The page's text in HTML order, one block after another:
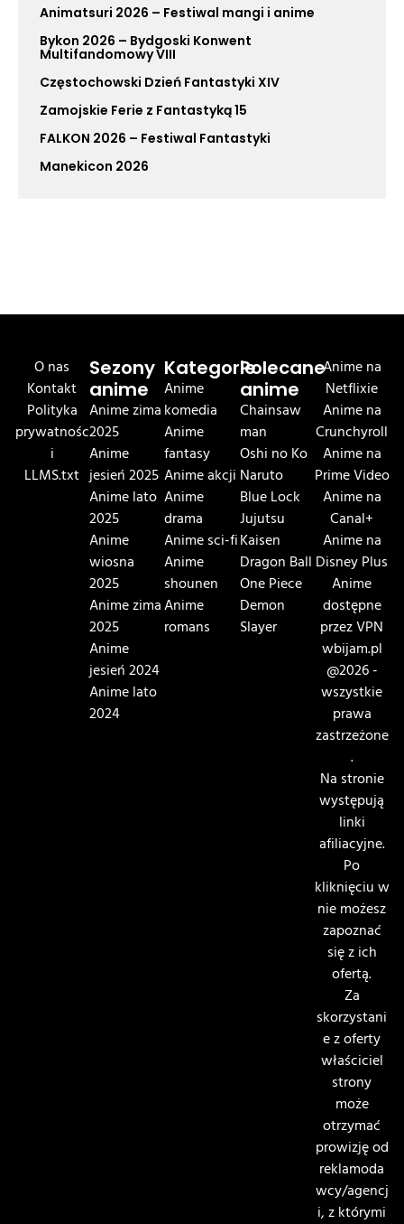
Animatsuri 2026 – Festiwal mangi i anime
Bykon 2026 – Bydgoski Konwent
Multifandomowy VIII
Częstochowski Dzień Fantastyki XIV
Zamojskie Ferie z Fantastyką 15
FALKON 2026 – Festiwal Fantastyki
Manekicon 2026
O nas
Kontakt
Polityka
prywatnośc
i
LLMS.txt
Sezony
anime
Anime zima
2025
Anime
jesień 2025
Anime lato
2025
Anime
wiosna
2025
Anime zima
2025
Anime
jesień 2024
Anime lato
2024
Kategorie
Anime
komedia
Anime
fantasy
Anime akcji
Anime
drama
Anime sci-fi
Anime
shounen
Anime
romans
Polecane
anime
Chainsaw
man
Oshi no Ko
Naruto
Blue Lock
Jujutsu
Kaisen
Dragon Ball
One Piece
Demon
Slayer
Anime na
Netflixie
Anime na
Crunchyroll
Anime na
Prime Video
Anime na
Canal+
Anime na
Disney Plus
Anime
dostępne
przez VPN
wbijam.pl
@2026 -
wszystkie
prawa
zastrzeżone
.
Na stronie
występują
linki
afiliacyjne.
Po
kliknięciu w
nie możesz
zapoznać
się z ich
ofertą.
Za
skorzystani
e z oferty
właściciel
strony
może
otrzymać
prowizję od
reklamoda
wcy/agencj
i, z którymi